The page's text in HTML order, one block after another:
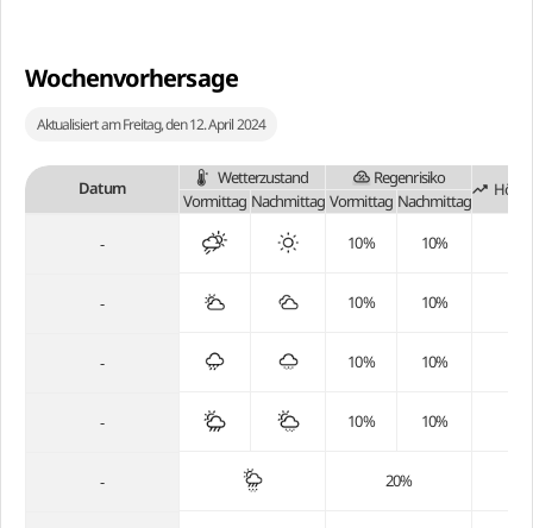
Wochenvorhersage
Aktualisiert am Freitag, den 12. April 2024
Datum Wetterzustand Regenrisiko
Vormittag Nachmittag Vormittag Nachmittag
-
10% 10%
- 10% 10%
- 10% 10%
- 10% 10%
- 20%